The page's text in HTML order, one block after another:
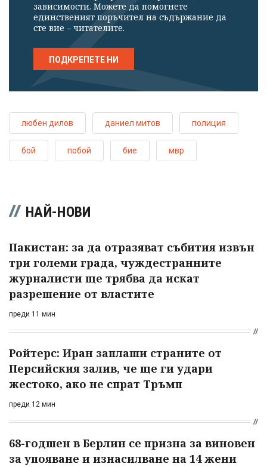
зависимости. Можете да помогнете
единственият поръчител на съдържание да
сте вие – читателите.
ПОДКРЕПЕТЕ НИ
любен дилов даниел митов полиция
бой побой бие мвр
НАЙ-НОВИ
Пакистан: за да отразяват събития извън
три големи града, чуждестранните
журналисти ще трябва да искат
разрешение от властите
преди 11 мин
Ройтерс: Иран заплаши страните от
Персийския залив, че ще ги удари
жестоко, ако не спрат Тръмп
преди 12 мин
68-годшен в Берлин се призна за виновен
за упояване и изнасилване на 14 жени